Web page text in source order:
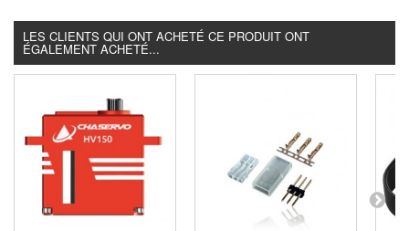
LES CLIENTS QUI ONT ACHETÉ CE PRODUIT ONT
ÉGALEMENT ACHETÉ...